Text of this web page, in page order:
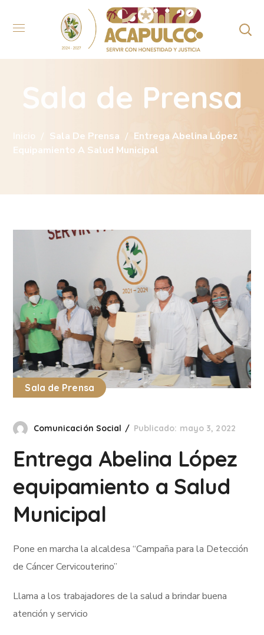
Sala de Prensa
Inicio Sala De Prensa
Entrega Abelina López
Equipamiento A Salud Municipal
Sala de Prensa
Comunicación Social Publicado: mayo 3, 2022
Entrega Abelina López
equipamiento a Salud
Municipal
Pone en marcha la alcaldesa “Campaña para la Detección
de Cáncer Cervicouterino”
Llama a los trabajadores de la salud a brindar buena
atención y servicio